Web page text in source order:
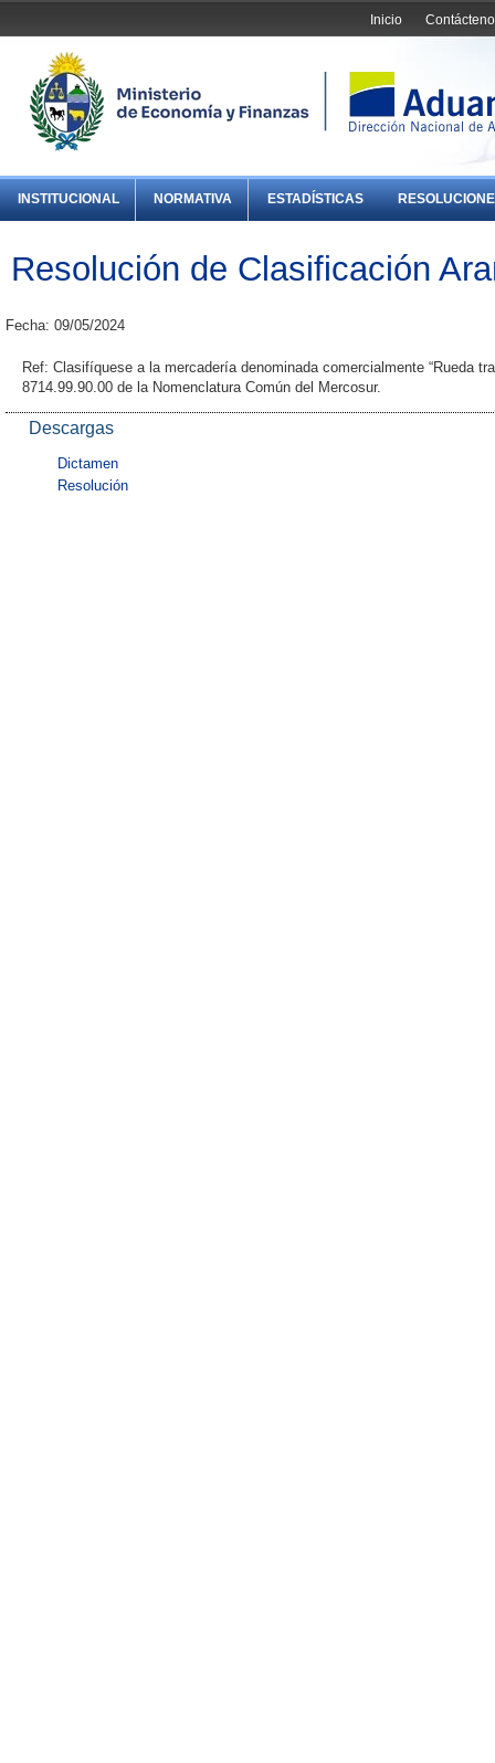
Inicio
INSTITUCIONAL NORMATIVA ESTADÍSTICAS
Resolución de Clasificación
Fecha: 09/05/2024
Ref: Clasifíquese a la mercadería denominada comercialmente “Rueda
8714.99.90.00 de la Nomenclatura Común del Mercosur.
Descargas
Dictamen
Resolución